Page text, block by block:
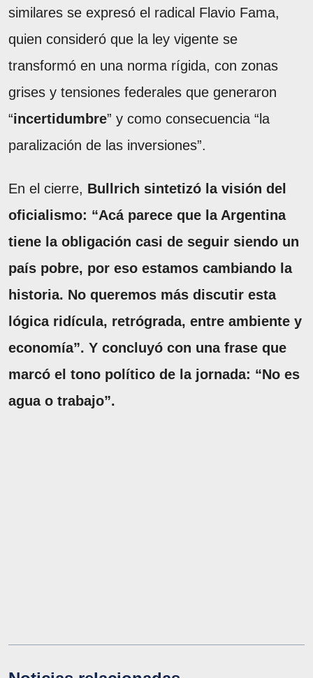
similares se expresó el radical Flavio Fama,
quien consideró que la ley vigente se
transformó en una norma rígida, con zonas
grises y tensiones federales que generaron
“incertidumbre” y como consecuencia “la
paralización de las inversiones”.
En el cierre, Bullrich sintetizó la visión del
oficialismo: “Acá parece que la Argentina
tiene la obligación casi de seguir siendo un
país pobre, por eso estamos cambiando la
historia. No queremos más discutir esta
lógica ridícula, retrógrada, entre ambiente y
economía”. Y concluyó con una frase que
marcó el tono político de la jornada: “No es
agua o trabajo”.